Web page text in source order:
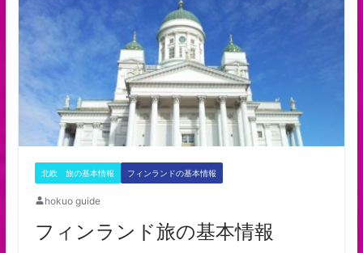
北欧 旅の基本情報 フィンランドの基本情報
hokuo guide
フィンランド旅の基本情報